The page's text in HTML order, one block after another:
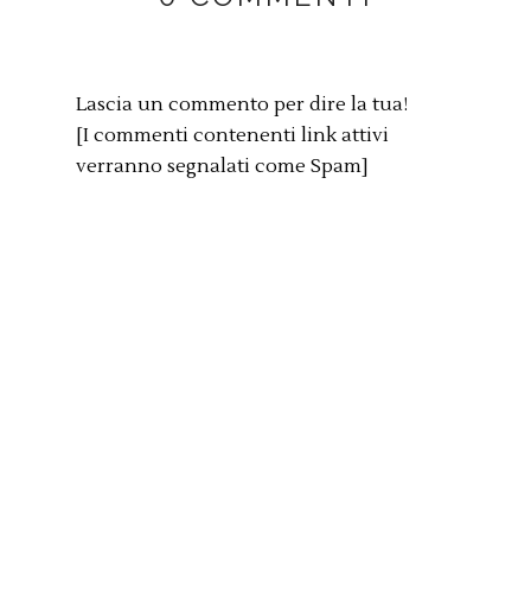
Lascia un commento per dire la tua!
[I commenti contenenti link attivi
verranno segnalati come Spam]